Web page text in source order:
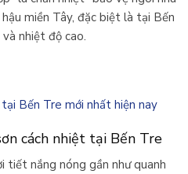
miền Tây, đặc biệt là tại Bến
nhiệt độ cao.
Bến Tre mới nhất hiện nay
cách nhiệt tại Bến Tre
tiết nắng nóng gần như quanh